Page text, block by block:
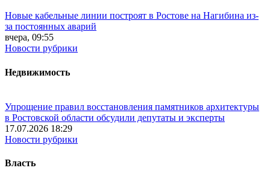
Новые кабельные линии построят в Ростове на Нагибина из-
за постоянных аварий
вчера, 09:55
Новости рубрики
Недвижимость
Упрощение правил восстановления памятников архитектуры
в Ростовской области обсудили депутаты и эксперты
17.07.2026 18:29
Новости рубрики
Власть